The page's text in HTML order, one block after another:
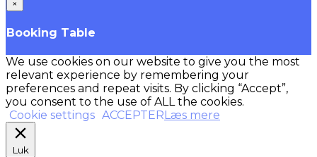
×
Booking Table
We use cookies on our website to give you the most
relevant experience by remembering your
preferences and repeat visits. By clicking “Accept”,
you consent to the use of ALL the cookies.
Cookie settings ACCEPTER Læs mere
Luk